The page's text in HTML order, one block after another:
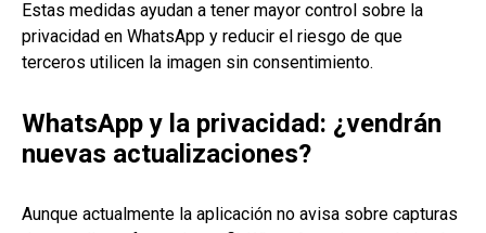
Estas medidas ayudan a tener mayor control sobre la
privacidad en WhatsApp y reducir el riesgo de que
terceros utilicen la imagen sin consentimiento.
WhatsApp y la privacidad: ¿vendrán
nuevas actualizaciones?
Aunque actualmente la aplicación no avisa sobre capturas